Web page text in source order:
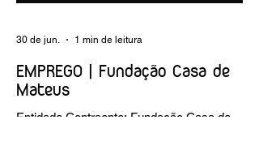
EMPREGO | Fundação Casa de
Mateus
Entidade Contraente: Fundação Casa de
30 de jun. 1 min de leitura